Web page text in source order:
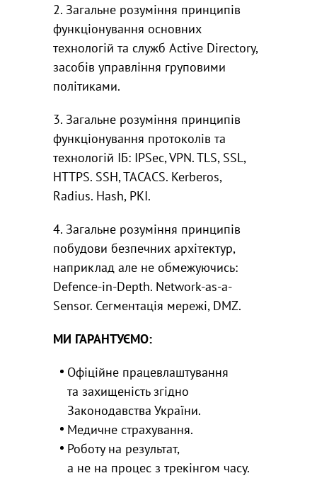
2. Загальне розуміння принципів
функціонування основних
технологій та служб Active Directory,
засобів управління груповими
політиками.
3. Загальне розуміння принципів
функціонування протоколів та
технологій ІБ: IPSec, VPN. TLS, SSL,
HTTPS. SSH, TACACS. Kerberos,
Radius. Hash, PKI.
4. Загальне розуміння принципів
побудови безпечних архітектур,
наприклад але не обмежуючись:
Defence-in-Depth. Network-as-a-
Sensor. Сегментація мережі, DMZ.
МИ ГАРАНТУЄМО:
Офіційне працевлаштування
та захищеність згідно
Законодавства України.
Медичне страхування.
Роботу на результат,
а не на процес з трекінгом часу.